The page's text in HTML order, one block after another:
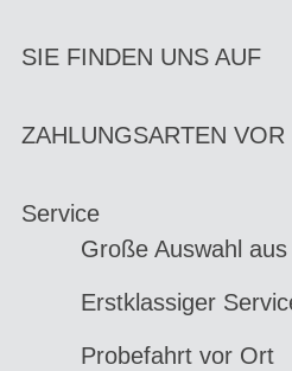
SIE FINDEN UNS AUF
ZAHLUNGSARTEN VOR
Service
Große Auswahl
Erstklassiger
Probefahrt vor Ort